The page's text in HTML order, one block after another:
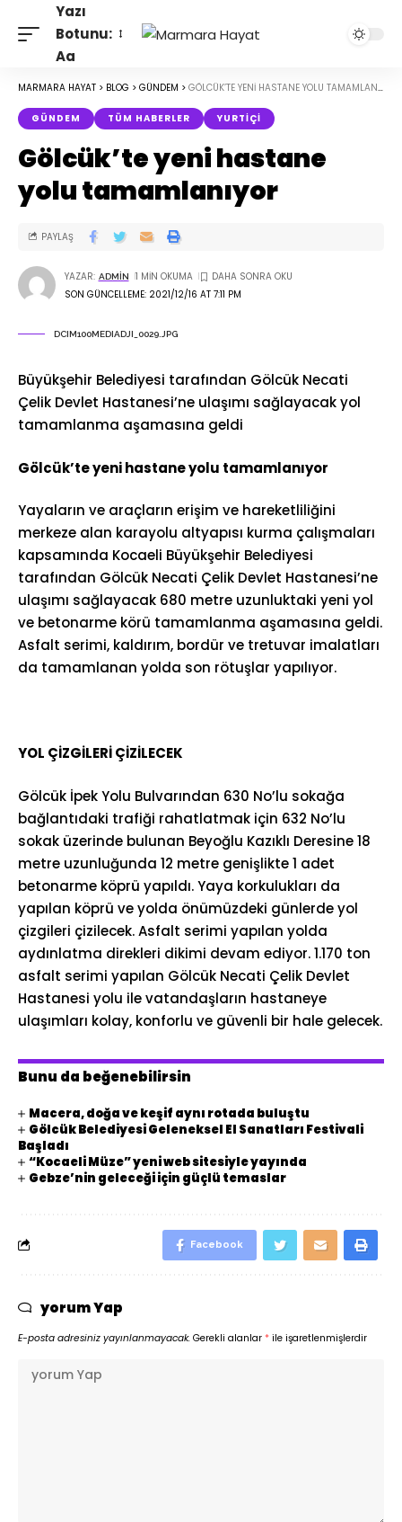
Yazı
Botunu:
Aa
MARMARA HAYAT > BLOG > GÜNDEM > GÖLCÜK’TE YENI HASTANE YOLU TAMAMLANIYOR
GÜNDEM TÜM HABERLER YURTIÇI
Gölcük’te yeni hastane
yolu tamamlanıyor
SON GÜNCELLEME: 2021/12/16 AT 7:11 PM
YAZAR: ADMIN 1 MIN OKUMA
PAYLAŞ
DCIM100MEDIADJI_0029.JPG
Büyükşehir Belediyesi tarafından Gölcük Necati
Çelik Devlet Hastanesi’ne ulaşımı sağlayacak yol
tamamlanma aşamasına geldi
Gölcük’te yeni hastane yolu tamamlanıyor
Yayaların ve araçların erişim ve hareketliliğini
merkeze alan karayolu altyapısı kurma çalışmaları
kapsamında Kocaeli Büyükşehir Belediyesi
tarafından Gölcük Necati Çelik Devlet Hastanesi’ne
ulaşımı sağlayacak 680 metre uzunluktaki yeni yol
ve betonarme körü tamamlanma aşamasına geldi.
Asfalt serimi, kaldırım, bordür ve tretuvar imalatları
da tamamlanan yolda son rötuşlar yapılıyor.
YOL ÇİZGİLERİ ÇİZİLECEK
Gölcük İpek Yolu Bulvarından 630 No’lu sokağa
bağlantıdaki trafiği rahatlatmak için 632 No’lu
sokak üzerinde bulunan Beyoğlu Kazıklı Deresine 18
metre uzunluğunda 12 metre genişlikte 1 adet
betonarme köprü yapıldı. Yaya korkulukları da
yapılan köprü ve yolda önümüzdeki günlerde yol
çizgileri çizilecek. Asfalt serimi yapılan yolda
aydınlatma direkleri dikimi devam ediyor. 1.170 ton
asfalt serimi yapılan Gölcük Necati Çelik Devlet
Hastanesi yolu ile vatandaşların hastaneye
ulaşımları kolay, konforlu ve güvenli bir hale gelecek.
Bunu da beğenebilirsin
Macera, doğa ve keşif aynı rotada buluştu
Gölcük Belediyesi Geleneksel El Sanatları Festivali
Başladı
“Kocaeli Müze” yeni web sitesiyle yayında
Gebze’nin geleceği için güçlü temaslar
Facebook
yorum Yap
E-posta adresiniz yayınlanmayacak. Gerekli alanlar * ile işaretlenmişlerdir